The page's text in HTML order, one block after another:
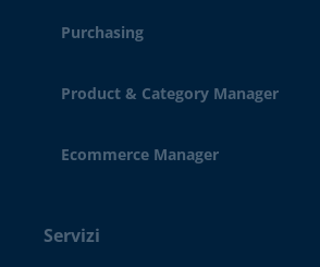
Purchasing
Product & Category Manager
Ecommerce Manager
Servizi